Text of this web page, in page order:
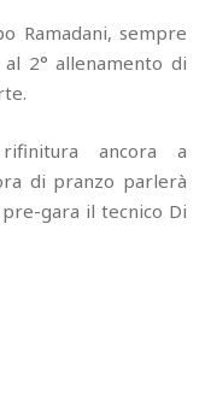
Ramadani, sempre
2° allenamento di
ancora a
di pranzo parlerà
gara il tecnico Di